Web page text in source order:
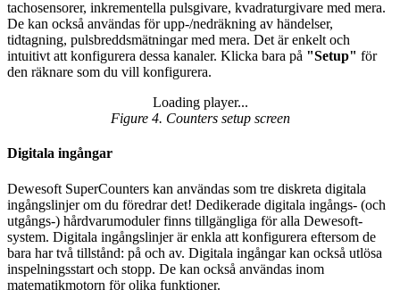
tachosensorer, inkrementella pulsgivare, kvadraturgivare med mera.
De kan också användas för upp-/nedräkning av händelser,
tidtagning, pulsbreddsmätningar med mera. Det är enkelt och
intuitivt att konfigurera dessa kanaler. Klicka bara på "Setup" för
den räknare som du vill konfigurera.
Loading player...
Loading video...Figure 4. Counters setup screen
Digitala ingångar
Dewesoft SuperCounters kan användas som tre diskreta digitala
ingångslinjer om du föredrar det! Dedikerade digitala ingångs- (och
utgångs-) hårdvarumoduler finns tillgängliga för alla Dewesoft-
system. Digitala ingångslinjer är enkla att konfigurera eftersom de
bara har två tillstånd: på och av. Digitala ingångar kan också utlösa
inspelningsstart och stopp. De kan också användas inom
matematikmotorn för olika funktioner.